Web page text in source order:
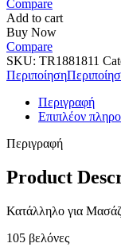
Compare
Add to cart
Buy Now
Compare
SKU: TR1881811
Περιποίηση
Περιγραφή
Επιπλέον
Περιγραφή
Product
Κατάλληλο για
105 βελόνες